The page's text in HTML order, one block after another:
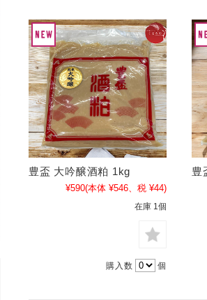
豊盃 大吟醸酒粕 1kg
¥590(本体 ¥546、税 ¥44)
在庫 1個
購入数 個
豊